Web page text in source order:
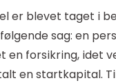
er blevet taget i
sag: en
en forsikring, idet
en startkapital.